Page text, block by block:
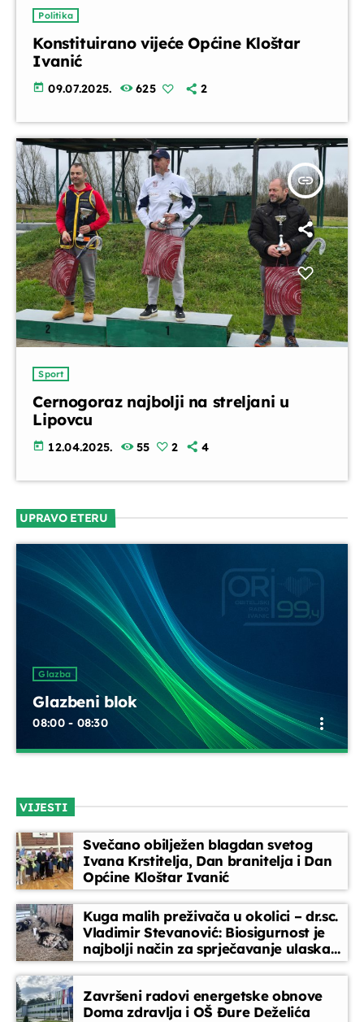
Politika
Konstituirano vijeće Općine Kloštar
Ivanić
today 09.07.2025. 625 2
insert_link
Sport
Cernogoraz najbolji na streljani u
Lipovcu
today 12.04.2025. 55 2 4
UPRAVO ETERU
Glazba
Glazbeni blok
08:00 - 08:30 more_vert
Blok dobre glazbe donosi lagane ritmove, domaće i strane
pjesme koje prate vaše svakodnevne trenutke
VIJESTI
Svečano obilježen blagdan svetog
Ivana Krstitelja, Dan branitelja i Dan
Općine Kloštar Ivanić
Kuga malih preživača u okolici – dr.sc.
Vladimir Stevanović: Biosigurnost je
najbolji način za sprječavanje ulaska
bolesti
Završeni radovi energetske obnove
Doma zdravlja i OŠ Đure Deželića